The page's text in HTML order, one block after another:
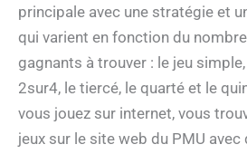
principale avec une stratégie et
qui varient en fonction du
gagnants à trouver : le jeu
2sur4, le tiercé, le quarté et le
vous jouez sur internet, vous
jeux sur le site web du PMU avec